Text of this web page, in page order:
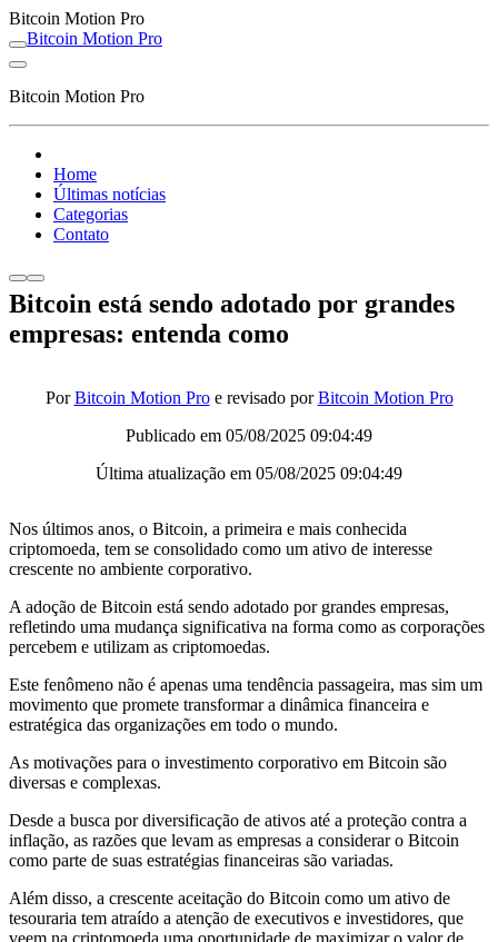
Bitcoin Motion Pro
Bitcoin Motion Pro
Bitcoin Motion Pro
Home
Últimas notícias
Categorias
Contato
Bitcoin está sendo adotado por grandes
empresas: entenda como
PorBitcoin Motion Proe revisado porBitcoin Motion Pro
Publicado em 05/08/2025 09:04:49
Última atualização em 05/08/2025 09:04:49
Nos últimos anos, o Bitcoin, a primeira e mais conhecida
criptomoeda, tem se consolidado como um ativo de interesse
crescente no ambiente corporativo.
A adoção de Bitcoin está sendo adotado por grandes empresas,
refletindo uma mudança significativa na forma como as corporações
percebem e utilizam as criptomoedas.
Este fenômeno não é apenas uma tendência passageira, mas sim um
movimento que promete transformar a dinâmica financeira e
estratégica das organizações em todo o mundo.
As motivações para o investimento corporativo em Bitcoin são
diversas e complexas.
Desde a busca por diversificação de ativos até a proteção contra a
inflação, as razões que levam as empresas a considerar o Bitcoin
como parte de suas estratégias financeiras são variadas.
Além disso, a crescente aceitação do Bitcoin como um ativo de
tesouraria tem atraído a atenção de executivos e investidores, que
veem na criptomoeda uma oportunidade de maximizar o valor de